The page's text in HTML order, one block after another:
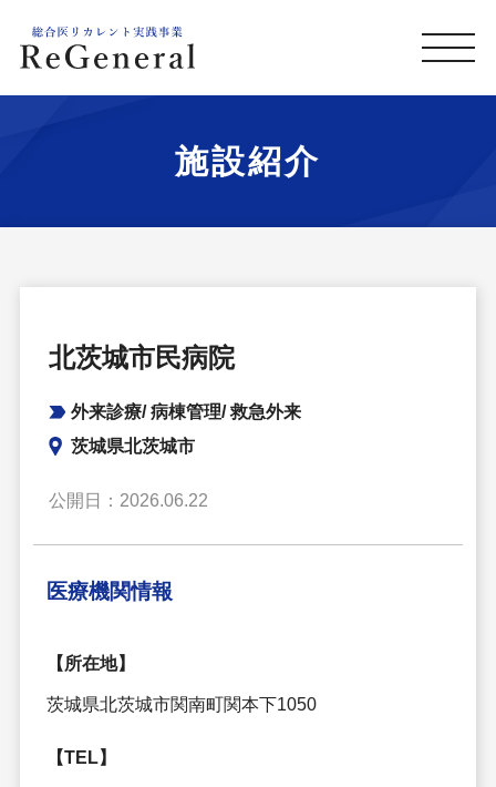
施設紹介
北茨城市民病院
外来診療/ 病棟管理/ 救急外来
茨城県北茨城市
公開日：2026.06.22
医療機関情報
【所在地】
茨城県北茨城市関南町関本下1050
【TEL】